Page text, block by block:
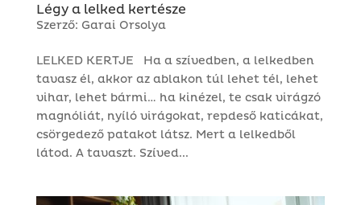
Légy a lelked kertésze
Szerző: Garai Orsolya
LELKED KERTJE Ha a szívedben, a lelkedben
tavasz él, akkor az ablakon túl lehet tél, lehet
vihar, lehet bármi… ha kinézel, te csak virágzó
magnóliát, nyíló virágokat, repdeső katicákat,
csörgedező patakot látsz. Mert a lelkedből
látod. A tavaszt. Szíved...